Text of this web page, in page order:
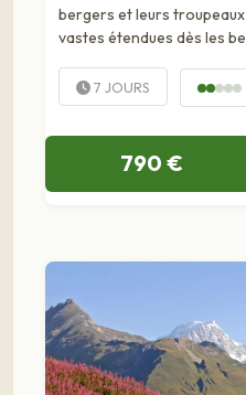
bergers et leurs
vastes étendues dès les
7 JOURS
790 €